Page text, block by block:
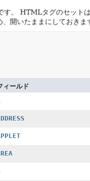
。
HTMLタグのセット
開いたままにしておきま
ィールド